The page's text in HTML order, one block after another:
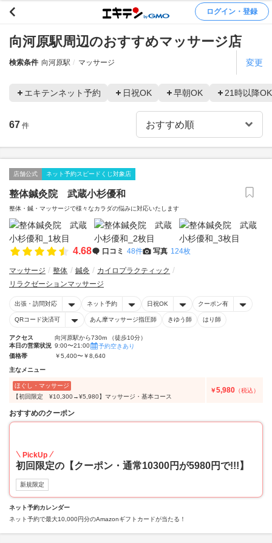
ログイン・登録
向河原駅周辺のおすすめマッサージ店
検索条件 向河原駅 マッサージ 変更
エキテンネット予約 日祝OK 早朝OK 21時以降OK
67 件
店舗公式 ネット予約スピードくじ対象店
整体鍼灸院 武蔵小杉優和
整体・鍼・マッサージで様々なカラダの悩みに対応いたします
4.68 口コミ 48件 写真 124枚
マッサージ 整体 鍼灸
カイロプラクティック
リラクゼーションマッサージ
出張・訪問対応 ネット予約 日祝OK クーポン有
QRコード決済可 あん摩マッサージ指圧師 きゆう師 はり師
アクセス
向河原駅から730m （徒歩10分）
本日の営業状況 9:00〜21:00
予約空きあり
価格帯
￥5,400〜￥8,640
主なメニュー
ほぐし・マッサージ
【初回限定 ¥10,300→¥5,980】マッサージ・基本コース
￥5,980 （税込）
おすすめのクーポン
PickUp
初回限定の【クーポン・通常10300円が5980円で!!!】
新規限定
ネット予約カレンダー
ネット予約で最大10,000円分のAmazonギフトカードが当たる！